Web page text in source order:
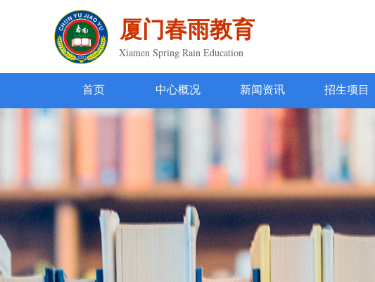
厦门春雨教育
Xiamen Spring Rain Education
首页 中心概况 新闻资讯 招生项目